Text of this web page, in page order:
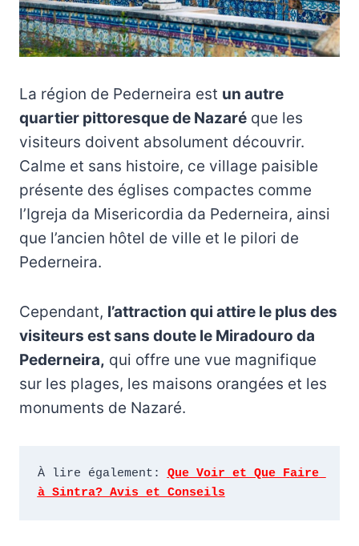
La région de Pederneira est un autre
quartier pittoresque de Nazaré que les
visiteurs doivent absolument découvrir.
Calme et sans histoire, ce village paisible
présente des églises compactes comme
l’Igreja da Misericordia da Pederneira, ainsi
que l’ancien hôtel de ville et le pilori de
Pederneira.
Cependant, l’attraction qui attire le plus des
visiteurs est sans doute le Miradouro da
Pederneira, qui offre une vue magnifique
sur les plages, les maisons orangées et les
monuments de Nazaré.
À lire également: Que Voir et Que Faire
à Sintra? Avis et Conseils